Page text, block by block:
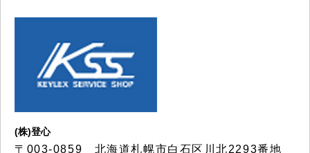
(株)登心
〒003-0859 北海道札幌市白石区川北2293番地